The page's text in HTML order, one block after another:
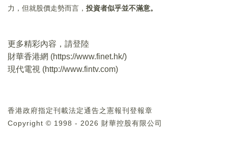
力，但就股價走勢而言， 投資者似乎並不滿意。
更多精彩內容，請登陸
財華香港網 (https://www.finet.hk/)
現代電視 (http://www.fintv.com)
香港政府指定刊載法定通告之憲報刊登報章
Copyright © 1998 - 2026 財華控股有限公司